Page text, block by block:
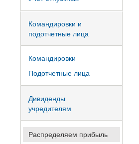
Командировки и
подотчетные лица
Командировки
Подотчетные лица
Дивиденды
учредителям
Распределяем прибыль